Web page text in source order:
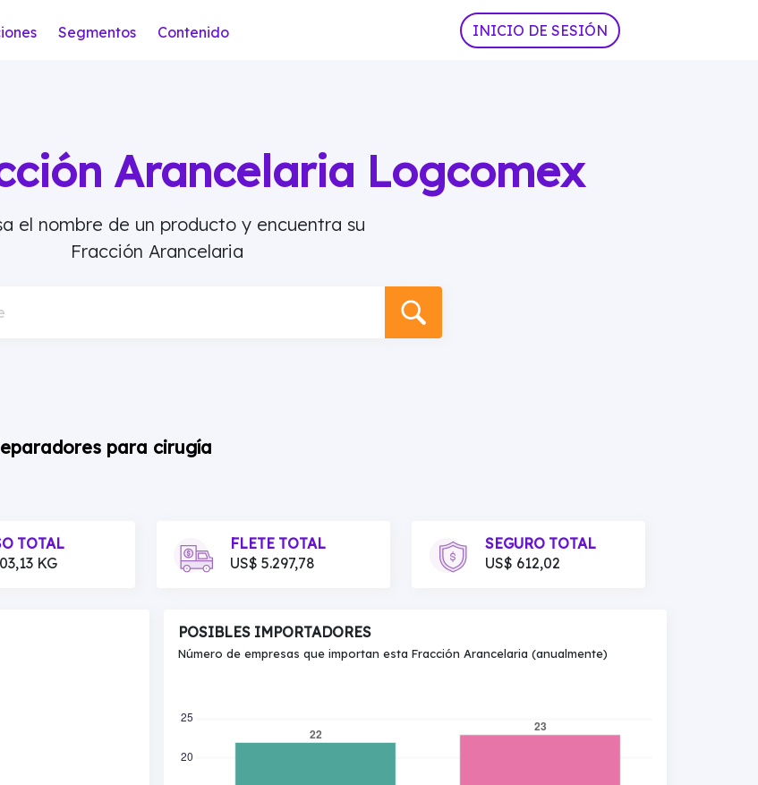
Segmentos Contenido INICIO DE SESIÓN
Arancelaria Logcomex
el nombre de un producto y encuentra su
Fracción Arancelaria
para cirugía
TOTAL
KG
FLETE TOTAL
US$ 5.297,78
SEGURO TOTAL
US$ 612,02
POSIBLES IMPORTADORES
Número de empresas que importan esta Fracción Arancelaria (anualmente)